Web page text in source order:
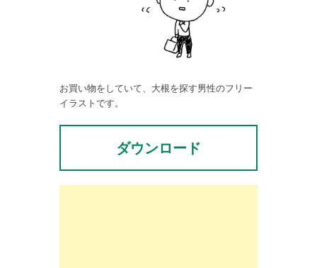
お買い物をしていて、大根を探す男性のフリー
イラストです。
ダウンロード